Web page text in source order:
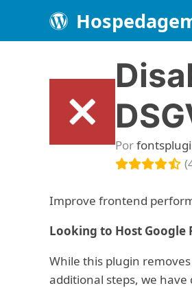
Por
Improve frontend
Looking to Host Google
While this plugin
additional steps, we